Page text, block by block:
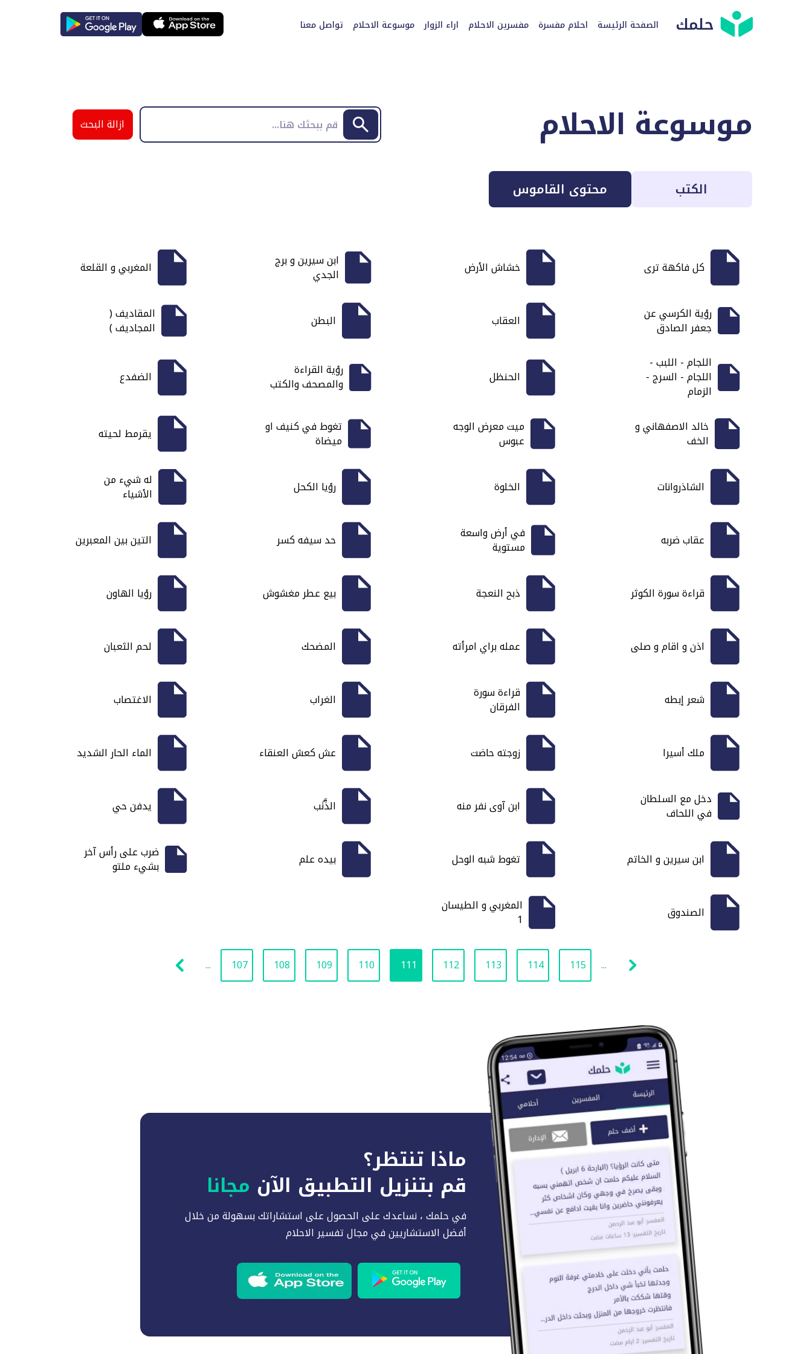
حلمك الصفحة الرئيسة احلام مفسرة مفسرين الاحلام اراء الزوار موسوعة الاحلام تواصل معنا
موسوعة الاحلام ازالة البحث
الكتب محتوى القاموس
كل فاكهة ترى خشاش الأرض ابن سيرين و برج
الجدي المغربي و القلعة
رؤية الكرسي عن
جعفر الصادق العقاب البطن المقاديف (
المجاديف )
اللجام - اللبب -
اللجام - السرج -
الزمام
الحنظل رؤية القراءة
والمصحف والكتب الضفدع
خالد الاصفهاني و
الخف
ميت معرض الوجه
عبوس
تغوط في كنيف او
ميضاة يقرمط لحيته
الشاذروانات الخلوة رؤيا الكحل له شيء من
الأشياء
عقاب ضربه في أرض واسعة
مستوية حد سيفه كسر التين بين المعبرين
قراءة سورة الكوثر ذبح النعجة بيع عطر مغشوش رؤيا الهاون
اذن و اقام و صلى عمله براي امرأته المضحك لحم الثعبان
شعر إبطه قراءة سورة
الفرقان الغراب الاغتصاب
ملك أسيرا زوجته حاضت عش كعش العنقاء الماء الحار الشديد
دخل مع السلطان
في اللحاف ابن آوى نفر منه الذَّنَب يدفن حي
ابن سيرين و الخاتم تغوط شبه الوحل بيده علم ضرب على رأس آخر
بشيء ملتو
الصندوق المغربي و الطيسان
1
... 107 108 109 110 111 112 113 114 115 ...
ماذا تنتظر؟
قم بتنزيل التطبيق الآن مجانا
في حلمك ، نساعدك على الحصول على استشاراتك بسهولة من خلال
أفضل الاستشاريين في مجال تفسير الاحلام